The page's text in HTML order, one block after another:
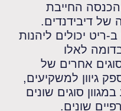
לפחות 90% מההכנסה החייבת
של דיבידנדים.
יכולים ליהנות
לאלו
אחרים של
גיוון למשקיעים,
סוגים שונים
שונים.